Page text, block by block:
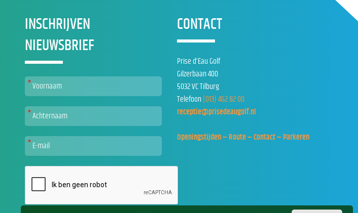
INSCHRIJVEN
NIEUWSBRIEF
CONTACT
Prise d’Eau Golf
Gilzerbaan 400
5032 VC Tilburg
Telefoon (013) 462 82 00
receptie@prisedeaugolf.nl
Openingstijden – Route – Contact – Parkeren